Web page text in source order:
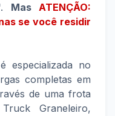
Mas ATENÇÃO:
se você residir
especializada no
completas em
de uma frota
Graneleiro,